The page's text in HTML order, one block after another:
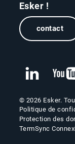
Esker !
contact
© 2026 Esker.
Politique de
Protection des
TermSync